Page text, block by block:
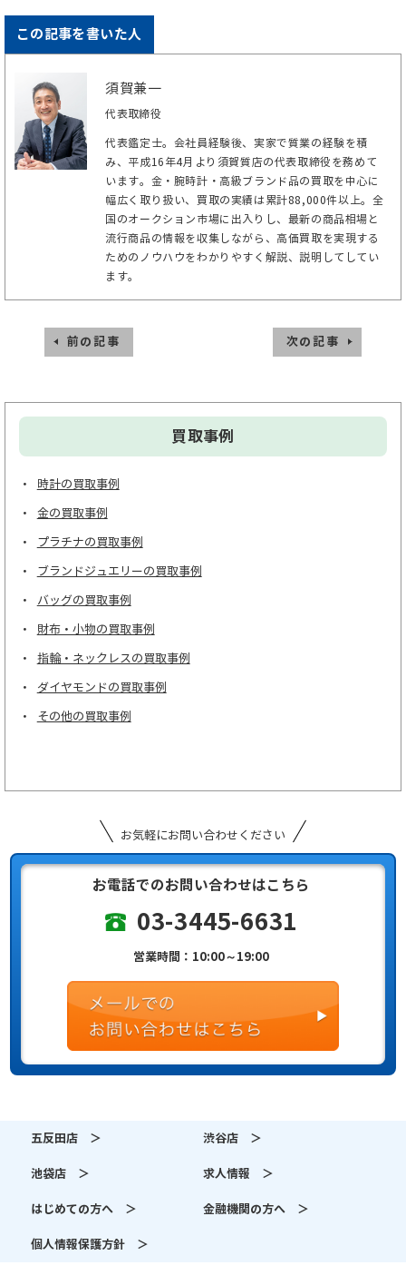
この記事を書いた人
須賀兼一
代表取締役
代表鑑定士。会社員経験後、実家で質業の経験を積
み、平成16年4月より須賀質店の代表取締役を務めて
います。金・腕時計・高級ブランド品の買取を中心に
幅広く取り扱い、買取の実績は累計88,000件以上。全
国のオークション市場に出入りし、最新の商品相場と
流行商品の情報を収集しながら、高価買取を実現する
ためのノウハウをわかりやすく解説、説明してしてい
ます。
前の記事 次の記事
買取事例
時計の買取事例
金の買取事例
プラチナの買取事例
ブランドジュエリーの買取事例
バッグの買取事例
財布・小物の買取事例
指輪・ネックレスの買取事例
ダイヤモンドの買取事例
その他の買取事例
お気軽にお問い合わせください
お電話でのお問い合わせはこちら
03-3445-6631
営業時間：10:00～19:00
五反田店 ＞ 渋谷店 ＞
池袋店 ＞ 求人情報 ＞
はじめての方へ ＞ 金融機関の方へ ＞
個人情報保護方針 ＞